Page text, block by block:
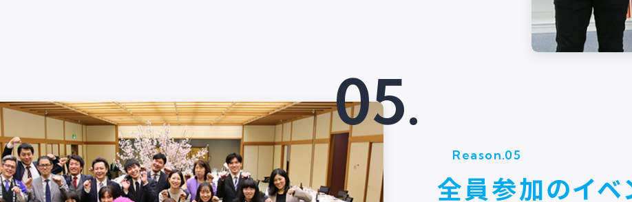
より魅了的な会社、より働きやすい会社にするための 活動を行っています。
より効率的に働きやすい職場に するための、「カイゼン委員会」や「タイムマネジ
メント委員会」など、全社員が委員会に所属し、「自分たちの会社は、自分たちで
創る」をモットーに活動しています。また、理想の社員を目指した行動指針も自分
たちで作りました。